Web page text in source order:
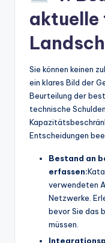
aktuelle
Sie können keinen
ein klares Bild der
Beurteilung der
technische
Entscheidungen
Bestand an
erfassen:
verwendeten
Netzwerke.
bevor Sie das
müssen.